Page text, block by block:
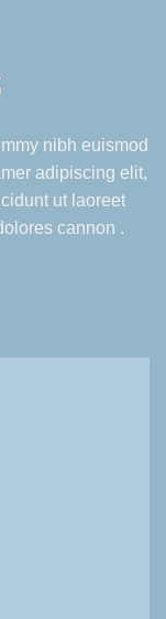
nibh euismod
adipiscing elit,
ut laoreet
cannon .